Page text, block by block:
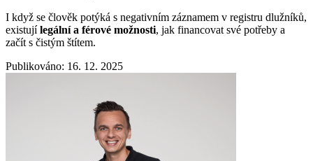
I když se člověk potýká s negativním záznamem v registru dlužníků,
existujílegální a férové možnosti, jak financovat své potřeby a
začít s čistým štítem.
Publikováno: 16. 12. 2025